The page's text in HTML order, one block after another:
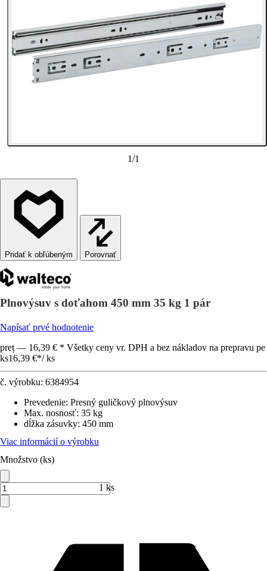
1/1
Porovnať
Plnovýsuv s doťahom 450 mm 35 kg 1 pár
Napísať prvé hodnotenie
preț — 16,39 € * Všetky ceny vr. DPH a bez nákladov na prepravu pe
ks16,39 €*/ ks
č. výrobku: 6384954
Prevedenie: Presný guličkový plnovýsuv
Max. nosnosť: 35 kg
dĺžka zásuvky: 450 mm
Viac informácií o výrobku
Množstvo (ks)
1 ks